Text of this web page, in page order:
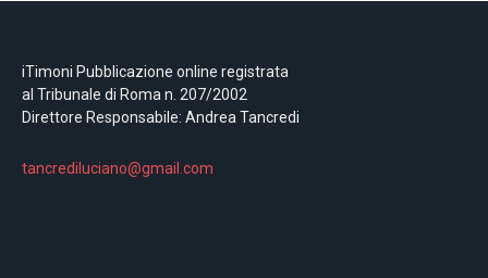
iTimoni Pubblicazione online registrata
al Tribunale di Roma n. 207/2002
Direttore Responsabile: Andrea Tancredi
tancrediluciano@gmail.com